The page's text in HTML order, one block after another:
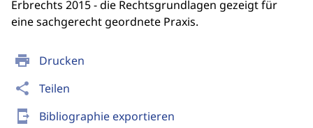
print Drucken
share Teilen
send_to_mobile Bibliographie exportieren
Erbrechts 2015 - die Rechtsgrundlagen gezeigt für
eine sachgerecht geordnete Praxis.